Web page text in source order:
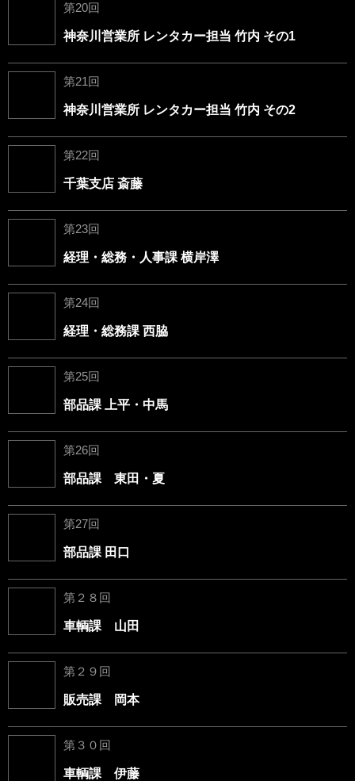
第20回
神奈川営業所 レンタカー担当 竹内 その1
第21回
神奈川営業所 レンタカー担当 竹内 その2
第22回
千葉支店 斎藤
第23回
経理・総務・人事課 横岸澤
第24回
経理・総務課 西脇
第25回
部品課 上平・中馬
第26回
部品課 東田・夏
第27回
部品課 田口
第２８回
車輌課 山田
第２９回
販売課 岡本
第３０回
車輌課 伊藤